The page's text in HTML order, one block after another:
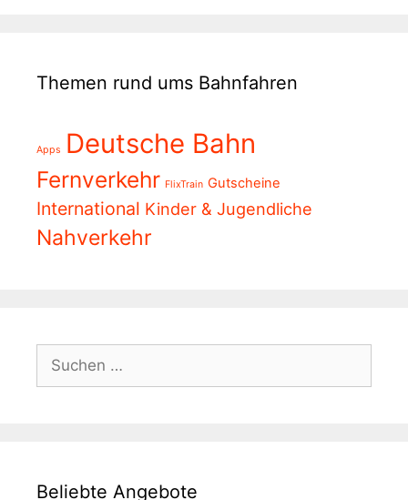
Themen rund ums Bahnfahren
Apps Deutsche Bahn
Fernverkehr FlixTrain Gutscheine
International Kinder & Jugendliche
Nahverkehr
nach:
Beliebte Angebote